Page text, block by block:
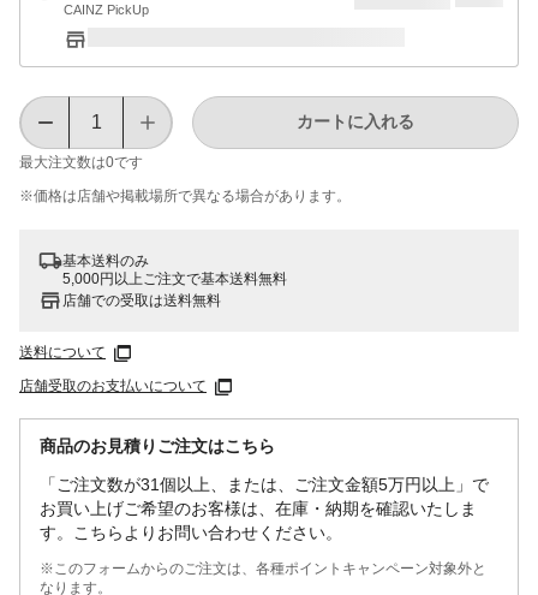
CAINZ PickUp
最大注文数は0です
カートに入れる
※価格は​店舗や​掲載場所で​異なる​場合が​あります。
基本送料のみ
5,000円以上ご注文で基本送料無料
店舗での受取は送料無料
送料について
店舗受取のお支払いについて
商品のお見積りご注文はこちら
「ご注文数が31個以上、または、ご注文金額5万円以上」で
お買い上げご希望のお客様は、在庫・納期を確認いたしま
す。こちらよりお問い合わせください。
※このフォームからのご注文は、各種ポイントキャンペーン対象外と
なります。